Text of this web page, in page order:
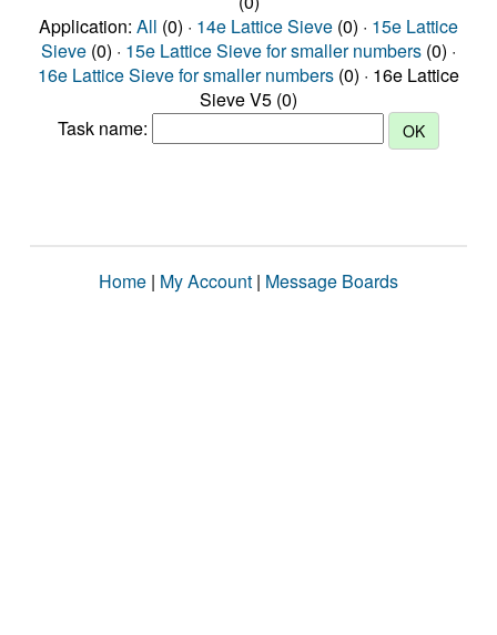
Application: All (0) · 14e Lattice Sieve (0) · 15e Lattice
Sieve (0) · 15e Lattice Sieve for smaller numbers (0) ·
16e Lattice Sieve for smaller numbers (0) · 16e Lattice
Sieve V5 (0)
Task name:
Home | My Account | Message Boards